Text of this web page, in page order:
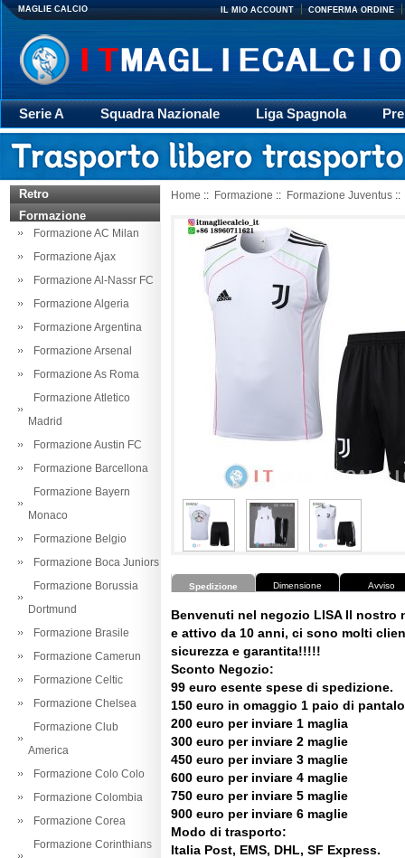
MAGLIE CALCIO IL MIO ACCOUNT CONFERMA ORDINE
Serie A Squadra Nazionale Liga Spagnola
Giacca
Rugby trasporto Retro
Retro
Formazione
Formazione AC Milan
Formazione Ajax
Formazione Al-Nassr FC
Formazione Algeria
Formazione Argentina
Formazione Arsenal
Formazione As Roma
Formazione Atletico
Madrid
Formazione Austin FC
Formazione Barcellona
Formazione Bayern
Monaco
Formazione Belgio
Formazione Boca Juniors
Formazione Borussia
Dortmund
Formazione Brasile
Formazione Camerun
Formazione Celtic
Formazione Chelsea
Formazione Club
America
Formazione Colo Colo
Formazione Colombia
Formazione Corea
Formazione Corinthians
Home :: Formazione :: Formazione Juventus ::
Spedizione Dimensione Avviso
Benvenuti nel negozio LISA Il nostro
e attivo da 10 anni, ci sono molti
sicurezza e garantita!!!!!
Sconto Negozio:
99 euro esente spese di spedizione.
150 euro in omaggio 1 paio di
200 euro per inviare 1 maglia
300 euro per inviare 2 maglie
450 euro per inviare 3 maglie
600 euro per inviare 4 maglie
750 euro per inviare 5 maglie
900 euro per inviare 6 maglie
Modo di trasporto:
Italia Post, EMS, DHL, SF Express.